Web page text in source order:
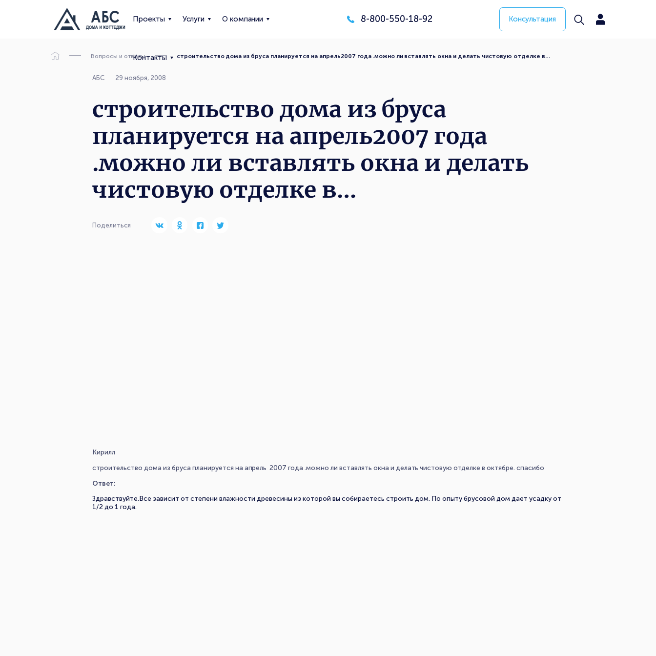
Проекты Услуги О компании
Контакты
8-800-550-18-92 Консультация
Вопросы и ответы строительство дома из бруса планируется на апрель2007 года .можно ли вставлять окна и делать чистовую отделке в…
АБС 29 ноября, 2008
строительство дома из бруса
планируется на апрель2007 года
.можно ли вставлять окна и делать
чистовую отделке в…
Поделиться
Кирилл
строительство дома из бруса планируется на апрель 2007 года .можно ли вставлять окна и делать чистовую отделке в октябре. спасибо
Ответ:
Здравствуйте.Все зависит от степени влажности древесины из которой вы собираетесь строить дом. По опыту брусовой дом дает усадку от
1/2 до 1 года.